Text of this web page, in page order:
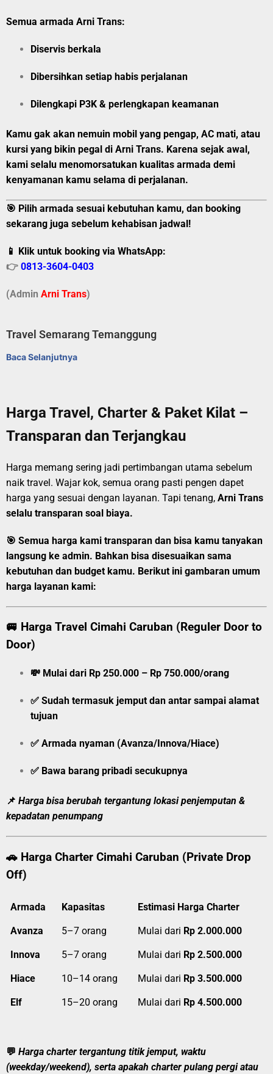
Semua armada Arni Trans:
Diservis berkala
Dibersihkan setiap habis perjalanan
Dilengkapi P3K & perlengkapan keamanan
Kamu gak akan nemuin mobil yang pengap, AC mati, atau
kursi yang bikin pegal di Arni Trans. Karena sejak awal,
kami selalu menomorsatukan kualitas armada demi
kenyamanan kamu selama di perjalanan.
🎯 Pilih armada sesuai kebutuhan kamu, dan booking
sekarang juga sebelum kehabisan jadwal!
📱 Klik untuk booking via WhatsApp:
👉 0813-3604-0403
(Admin Arni Trans)
Travel Semarang Temanggung
Baca Selanjutnya
Harga Travel, Charter & Paket Kilat –
Transparan dan Terjangkau
Harga memang sering jadi pertimbangan utama sebelum
naik travel. Wajar kok, semua orang pasti pengen dapet
harga yang sesuai dengan layanan. Tapi tenang, Arni Trans
selalu transparan soal biaya.
🎯 Semua harga kami transparan dan bisa kamu tanyakan
langsung ke admin. Bahkan bisa disesuaikan sama
kebutuhan dan budget kamu. Berikut ini gambaran umum
harga layanan kami:
🚐 Harga Travel Cimahi Caruban (Reguler Door to
Door)
💸 Mulai dari Rp 250.000 – Rp 750.000/orang
✅ Sudah termasuk jemput dan antar sampai alamat
tujuan
✅ Armada nyaman (Avanza/Innova/Hiace)
✅ Bawa barang pribadi secukupnya
📌 Harga bisa berubah tergantung lokasi penjemputan &
kepadatan penumpang
🚗 Harga Charter Cimahi Caruban (Private Drop
Off)
Armada Kapasitas Estimasi Harga Charter
Avanza 5–7 orang Mulai dari Rp 2.000.000
Innova 5–7 orang Mulai dari Rp 2.500.000
Hiace 10–14 orang Mulai dari Rp 3.500.000
Elf 15–20 orang Mulai dari Rp 4.500.000
💬 Harga charter tergantung titik jemput, waktu
(weekday/weekend), serta apakah charter pulang pergi atau